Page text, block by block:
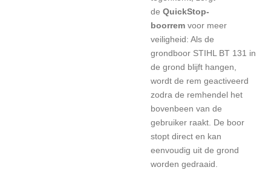
de QuickStop-
boorrem voor meer
veiligheid: Als de
grondboor STIHL BT 131 in
de grond blijft hangen,
wordt de rem geactiveerd
zodra de remhendel het
bovenbeen van de
gebruiker raakt. De boor
stopt direct en kan
eenvoudig uit de grond
worden gedraaid.